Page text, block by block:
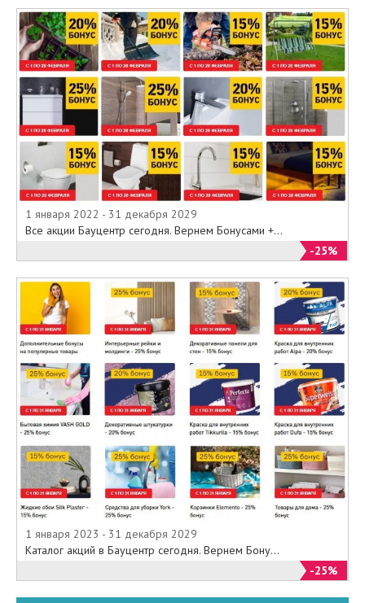
1 января 2022 - 31 декабря 2029
Все акции Бауцентр сегодня. Вернем Бонусами +...
-25%
1 января 2023 - 31 декабря 2029
Каталог акций в Бауцентр сегодня. Вернем Бону...
-25%